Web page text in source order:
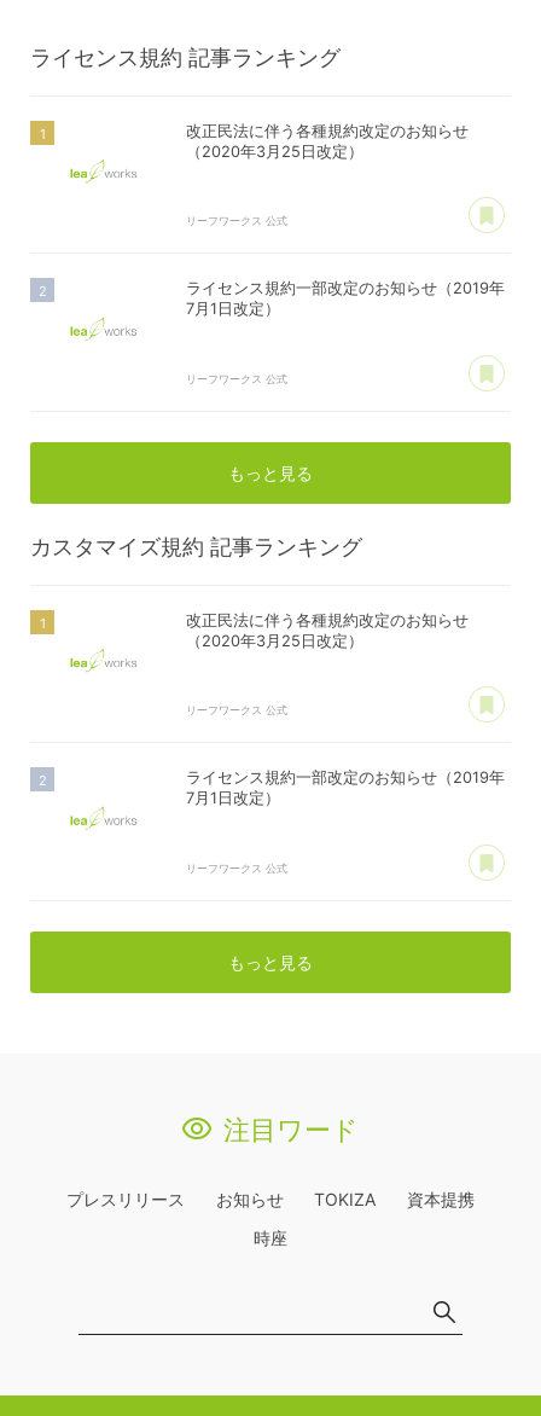
ライセンス規約 記事ランキング
改正民法に伴う各種規約改定のお知らせ
（2020年3月25日改定）
リーフワークス 公式
ライセンス規約一部改定のお知らせ（2019年
7月1日改定）
リーフワークス 公式
もっと見る
カスタマイズ規約 記事ランキング
改正民法に伴う各種規約改定のお知らせ
（2020年3月25日改定）
リーフワークス 公式
ライセンス規約一部改定のお知らせ（2019年
7月1日改定）
リーフワークス 公式
もっと見る
注目ワード
プレスリリース お知らせ TOKIZA
資本提携
時座